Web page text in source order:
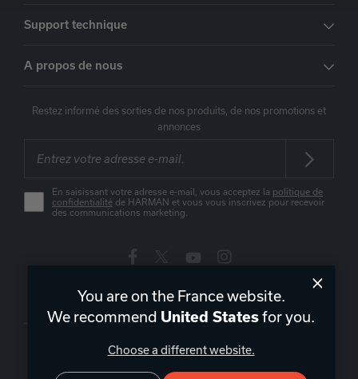
Support technique
A propos de nous
Restez informé des sorties de nos produits, de nos promotions et
annonces
En saisissant votre adresse e-mail, vous acceptez la politique de
confidentialité de HARMAN et vous vous inscrivez pour recevoir
des communications marketing.
France| FR
You are on the France website.
We recommend United Statesfor you.
Choose a different website.